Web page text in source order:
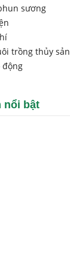
sương
trồng thủy sản
động
nổi bật